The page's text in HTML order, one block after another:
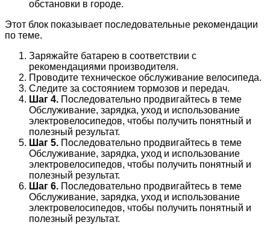
обстановки в городе.
Этот блок показывает последовательные рекомендации
по теме.
Заряжайте батарею в соответствии с
рекомендациями производителя.
Проводите техническое обслуживание велосипеда.
Следите за состоянием тормозов и передач.
Шаг 4. Последовательно продвигайтесь в теме
Обслуживание, зарядка, уход и использование
электровелосипедов, чтобы получить понятный и
полезный результат.
Шаг 5. Последовательно продвигайтесь в теме
Обслуживание, зарядка, уход и использование
электровелосипедов, чтобы получить понятный и
полезный результат.
Шаг 6. Последовательно продвигайтесь в теме
Обслуживание, зарядка, уход и использование
электровелосипедов, чтобы получить понятный и
полезный результат.